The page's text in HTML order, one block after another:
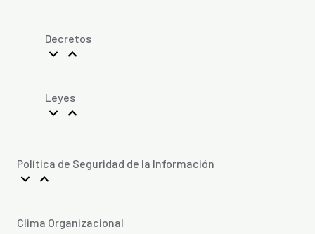
Decretos
Leyes
Política de Seguridad de la Información
Clima Organizacional